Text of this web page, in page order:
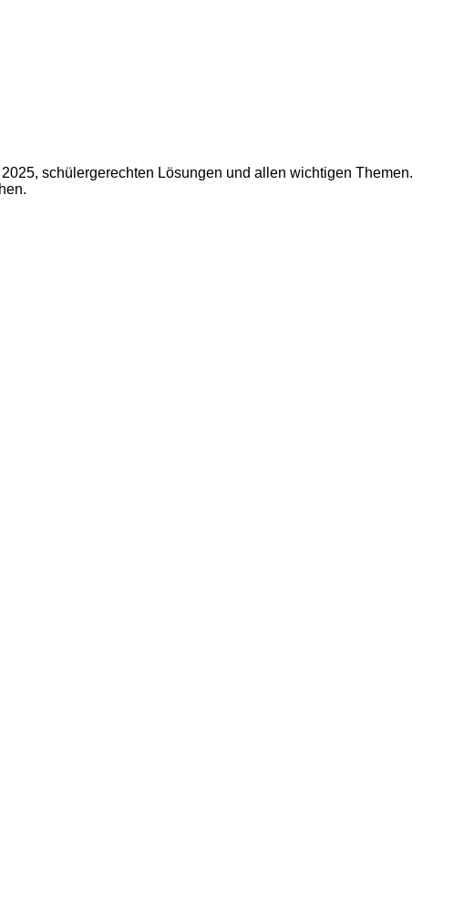
schülergerechten Lösungen und allen wichtigen Themen.